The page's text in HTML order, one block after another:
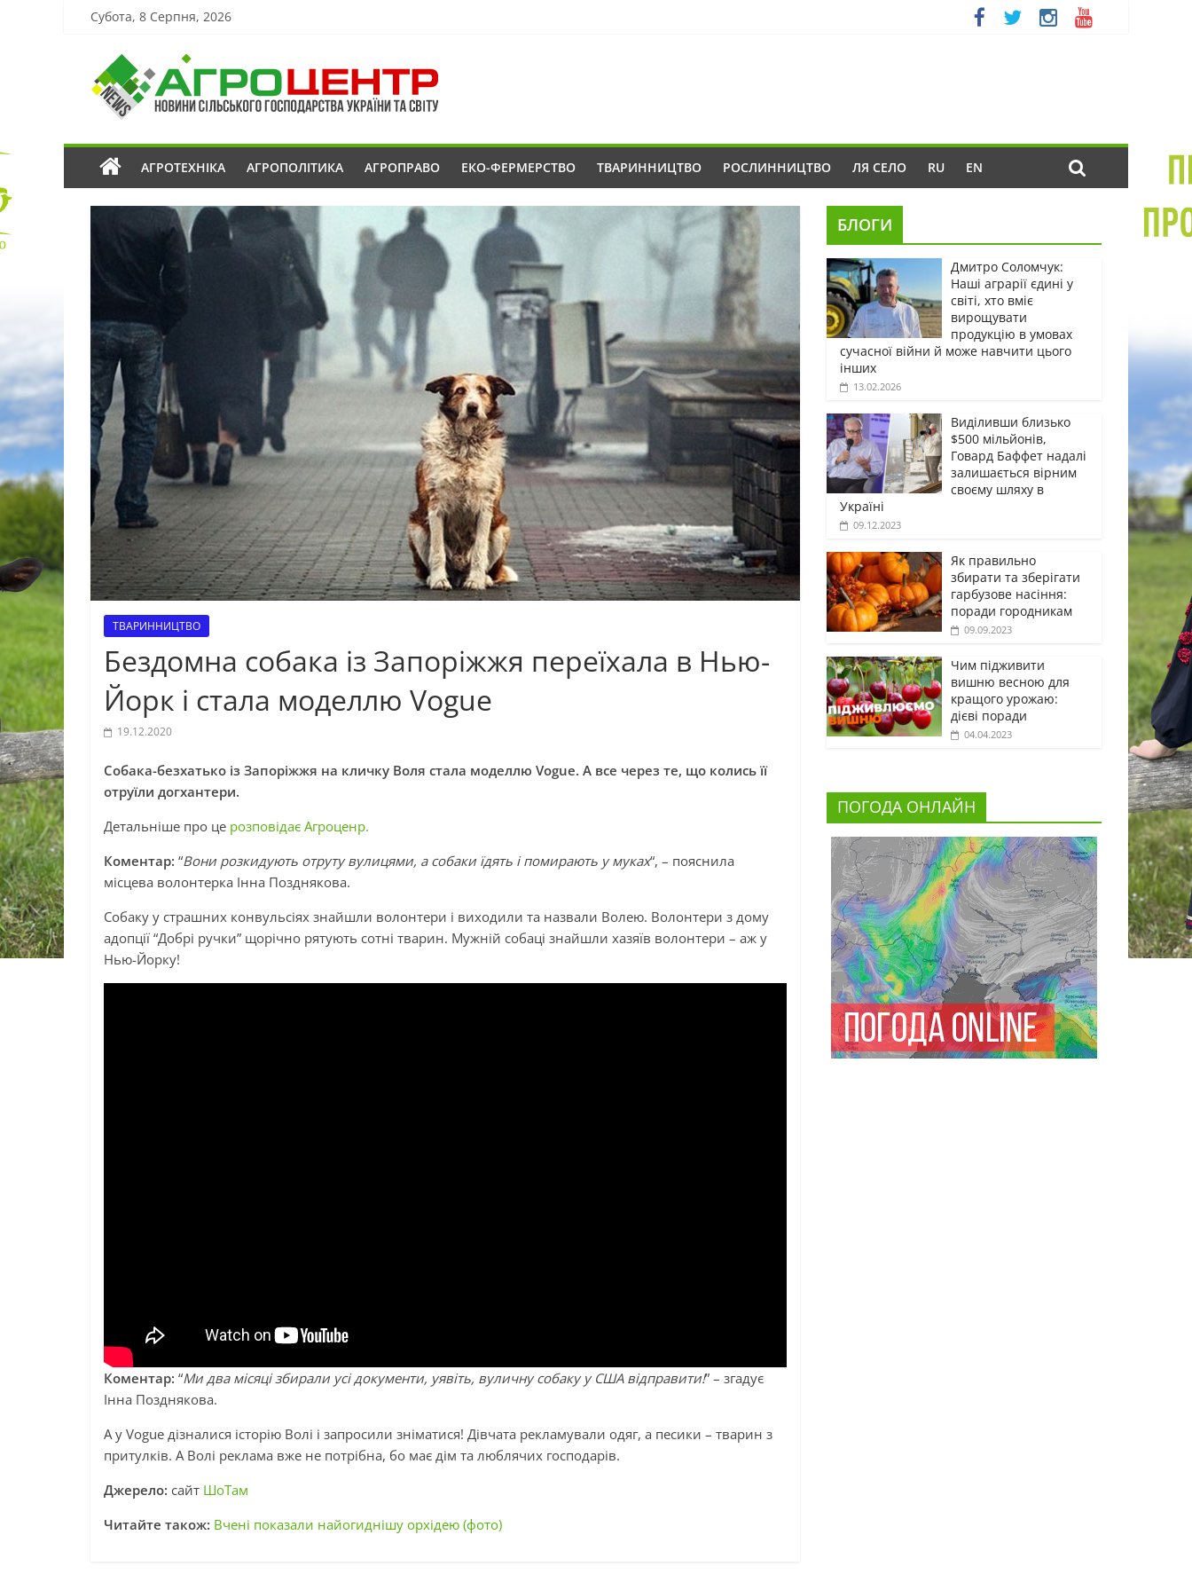
Субота, 8 Серпня, 2026
АГРОТЕХНІКА АГРОПОЛІТИКА АГРОПРАВО ЕКО-ФЕРМЕРСТВО ТВАРИННИЦТВО РОСЛИННИЦТВО ЛЯ СЕЛО RU EN
ТВАРИННИЦТВО
Бездомна собака із Запоріжжя переїхала в Нью-
Йорк і стала моделлю Vogue
19.12.2020
Собака-безхатько із Запоріжжя на кличку Воля стала моделлю Vogue. А все через те, що колись її
отруїли догхантери.
Детальніше про це розповідає Агроценр.
Коментар: “Вони розкидують отруту вулицями, а собаки їдять і помирають у муках“, – пояснила
місцева волонтерка Інна Позднякова.
Собаку у страшних конвульсіях знайшли волонтери і виходили та назвали Волею. Волонтери з дому
адопції “Добрі ручки” щорічно рятують сотні тварин. Мужній собаці знайшли хазяїв волонтери – аж у
Нью-Йорку!
Коментар: “Ми два місяці збирали усі документи, уявіть, вуличну собаку у США відправити!” – згадує
Інна Позднякова.
А у Vogue дізналися історію Волі і запросили зніматися! Дівчата рекламували одяг, а песики – тварин з
притулків. А Волі реклама вже не потрібна, бо має дім та люблячих господарів.
Джерело: сайт ШоТам
Читайте також: Вчені показали найогиднішу орхідею (фото)
БЛОГИ
Дмитро Соломчук:
Наші аграрії єдині у
світі, хто вміє
вирощувати
продукцію в умовах
сучасної війни й може навчити цього
інших
13.02.2026
Виділивши близько
$500 мільйонів,
Говард Баффет надалі
залишається вірним
своєму шляху в
Україні
09.12.2023
Як правильно
збирати та зберігати
гарбузове насіння:
поради городникам
09.09.2023
Чим підживити
вишню весною для
кращого урожаю:
дієві поради
04.04.2023
ПОГОДА ОНЛАЙН